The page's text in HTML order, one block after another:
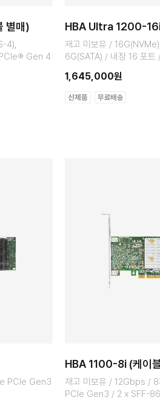
별매)
4),
Gen 4
HBA Ultra 1200-16i
재고 미보유 /
6G(SATA) / 내장 16 포
1,645,000원
PCIe Gen3
HBA 1100-8i (케이
재고 미보유 / 12Gbps /
PCIe Gen3 / 2 x SFF-